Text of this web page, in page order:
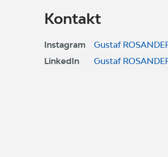
Kontakt
Instagram
Gustaf
LinkedIn
Gustaf